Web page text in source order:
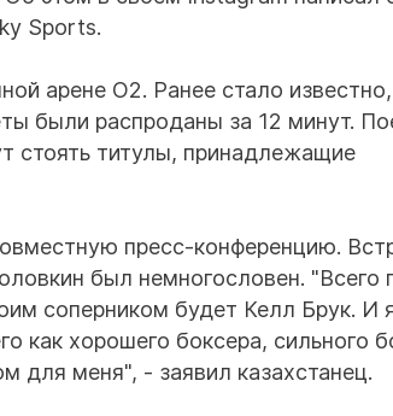
Sports.
арене O2. Ранее стало
были распроданы за 12 минут.
стоять титулы, принадлежащие
пресс-конференцию.
был немногословен. "Всего
соперником будет Келл Брук. И
как хорошего боксера, сильного
для меня", - заявил казахстанец.